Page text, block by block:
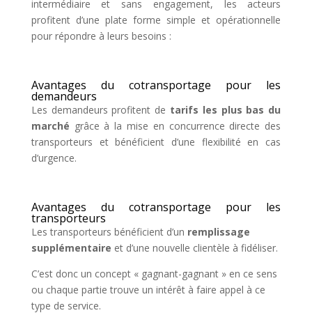
intermédiaire et sans engagement, les acteurs
profitent d’une plate forme simple et opérationnelle
pour répondre à leurs besoins :
Avantages du cotransportage pour les
demandeurs
Les demandeurs profitent de tarifs les plus bas du
marché grâce à la mise en concurrence directe des
transporteurs et bénéficient d’une flexibilité en cas
d’urgence.
Avantages du cotransportage pour les
transporteurs
Les transporteurs bénéficient d’un remplissage
supplémentaire et d’une nouvelle clientèle à fidéliser.
C’est donc un concept « gagnant-gagnant » en ce sens
ou chaque partie trouve un intérêt à faire appel à ce
type de service.